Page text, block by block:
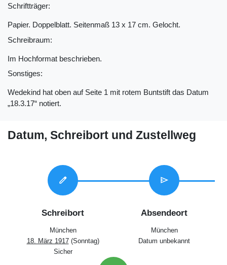
Schriftträger:
Papier. Doppelblatt. Seitenmaß 13 x 17 cm. Gelocht.
Schreibraum:
Im Hochformat beschrieben.
Sonstiges:
Wedekind hat oben auf Seite 1 mit rotem Buntstift das Datum
„18.3.17“ notiert.
Datum, Schreibort und Zustellweg
edit
Schreibort
München
18. März 1917(Sonntag)
Sicher
send
Absendeort
München
Datum unbekannt